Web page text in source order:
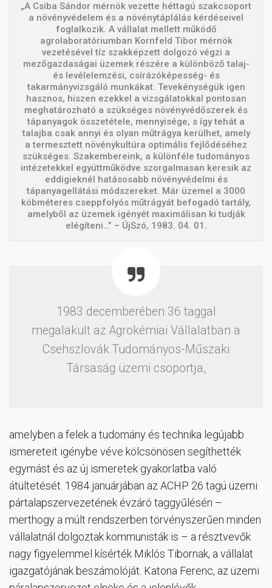
„A Csiba Sándor mérnök vezette héttagú szakcsoport
a növényvédelem és a növénytáplálás kérdéseivel
foglalkozik. A vállalat mellett működő
agrolaboratóriumban Kornfeld Tibor mérnök
vezetésével tíz szakképzett dolgozó végzi a
mezőgazdaságai üzemek részére a különböző talaj-
és levélelemzési, csírázóképesség- és
takarmányvizsgáló munkákat. Tevekénységük igen
hasznos, hiszen ezekkel a vizsgálatokkal pontosan
meghatározható a szükséges növényvédőszerek és
tápanyagok összetétele, mennyisége, s így tehát a
talajba csak annyi és olyan műtrágya kerülhet, amely
a termesztett növénykultúra optimális fejlődéséhez
szükséges. Szakembereink, a különféle tudományos
intézetekkel együttműködve szorgalmasan keresik az
eddigieknél hatásosabb növényvédelmi és
tápanyagellátási módszereket. Már üzemel a 3000
köbméteres cseppfolyós műtrágyát befogadó tartály,
amelyből az üzemek igényét maximálisan ki tudják
elégíteni…” – ÚjSzó, 1983. 04. 01.
1983 decemberében 36 taggal
megalakult az Agrokémiai Vállalatban a
Csehszlovák Tudományos-Műszaki
Társaság üzemi csoportja,
amelyben a felek a tudomány és technika legújabb
ismereteit igénybe véve kölcsönösen segíthették
egymást és az új ismeretek gyakorlatba való
átültetését. 1984 januárjában az ACHP 26 tagú üzemi
pártalapszervezetének évzáró taggyűlésén –
merthogy a múlt rendszerben törvényszerűen minden
vállalatnál dolgoztak kommunisták is – a résztvevők
nagy figyelemmel kísérték Miklós Tibornak, a vállalat
igazgatójának beszámolóját. Katona Ferenc, az üzemi